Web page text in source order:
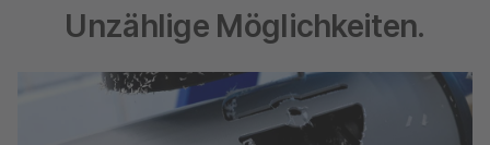
Unzählige Möglichkeiten.